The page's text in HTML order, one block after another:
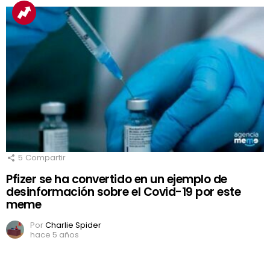
5 Compartir
Pfizer se ha convertido en un ejemplo de
desinformación sobre el Covid-19 por este
meme
PorCharlie Spider
hace 5 años